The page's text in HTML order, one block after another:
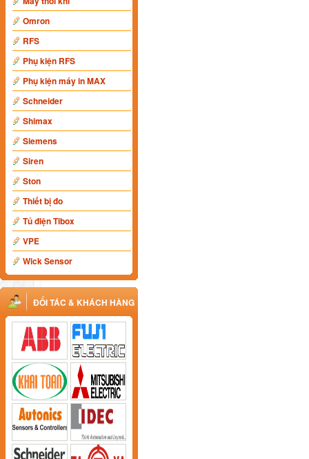
Omron
RFS
Phụ kiện RFS
Phụ kiện máy in MAX
Schneider
Shimax
Siemens
Siren
Ston
Thiết bị đo
Tủ điện Tibox
VPE
Wick Sensor
ĐỐI TÁC & KHÁCH HÀNG